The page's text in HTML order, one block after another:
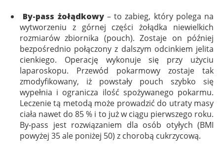
By-pass żołądkowy– to zabieg, który polega na
wytworzeniu z górnej części żołądka niewielkich
rozmiarów zbiornika (pouch). Zostaje on później
bezpośrednio połączony z dalszym odcinkiem jelita
cienkiego. Operację wykonuje się przy użyciu
laparoskopu. Przewód pokarmowy zostaje tak
zmodyfikowany, iż powstały pouch szybko się
wypełnia i ogranicza ilość spożywanego pokarmu.
Leczenie tą metodą może prowadzić do utraty masy
ciała nawet do 85 % i to już w ciągu pierwszego roku.
By-pass jest rozwiązaniem dla osób otyłych (BMI
powyżej 35 ale poniżej 50) z chorobą cukrzycową.